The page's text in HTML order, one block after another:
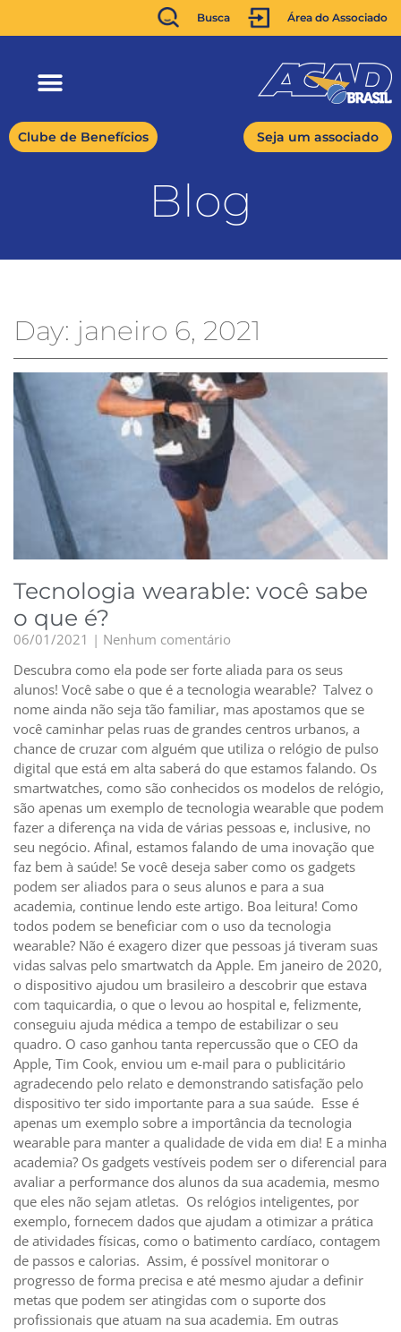
Busca Área do Associado
Clube de Benefícios Seja um associado
Blog
Day: janeiro 6, 2021
Tecnologia wearable: você sabe
o que é?
06/01/2021
Nenhum comentário
Descubra como ela pode ser forte aliada para os seus
alunos! Você sabe o que é a tecnologia wearable? Talvez o
nome ainda não seja tão familiar, mas apostamos que se
você caminhar pelas ruas de grandes centros urbanos, a
chance de cruzar com alguém que utiliza o relógio de pulso
digital que está em alta saberá do que estamos falando. Os
smartwatches, como são conhecidos os modelos de relógio,
são apenas um exemplo de tecnologia wearable que podem
fazer a diferença na vida de várias pessoas e, inclusive, no
seu negócio. Afinal, estamos falando de uma inovação que
faz bem à saúde! Se você deseja saber como os gadgets
podem ser aliados para o seus alunos e para a sua
academia, continue lendo este artigo. Boa leitura! Como
todos podem se beneficiar com o uso da tecnologia
wearable? Não é exagero dizer que pessoas já tiveram suas
vidas salvas pelo smartwatch da Apple. Em janeiro de 2020,
o dispositivo ajudou um brasileiro a descobrir que estava
com taquicardia, o que o levou ao hospital e, felizmente,
conseguiu ajuda médica a tempo de estabilizar o seu
quadro. O caso ganhou tanta repercussão que o CEO da
Apple, Tim Cook, enviou um e-mail para o publicitário
agradecendo pelo relato e demonstrando satisfação pelo
dispositivo ter sido importante para a sua saúde. Esse é
apenas um exemplo sobre a importância da tecnologia
wearable para manter a qualidade de vida em dia! E a minha
academia? Os gadgets vestíveis podem ser o diferencial para
avaliar a performance dos alunos da sua academia, mesmo
que eles não sejam atletas. Os relógios inteligentes, por
exemplo, fornecem dados que ajudam a otimizar a prática
de atividades físicas, como o batimento cardíaco, contagem
de passos e calorias. Assim, é possível monitorar o
progresso de forma precisa e até mesmo ajudar a definir
metas que podem ser atingidas com o suporte dos
profissionais que atuam na sua academia. Em outras